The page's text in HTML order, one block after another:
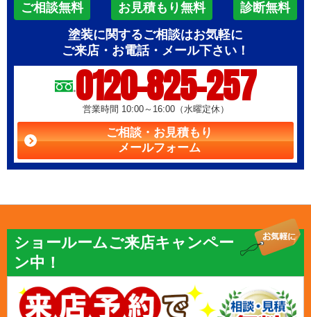
ご相談無料 お見積もり無料
診断無料
塗装に関するご相談はお気軽に
ご来店・お電話・メール下さい！
0120-825-257
営業時間 10:00～16:00（水曜定休）
ご相談・お見積もり
メールフォーム
ショールームご来店キャンペー
ン中！